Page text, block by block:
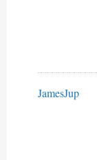
JamesJup